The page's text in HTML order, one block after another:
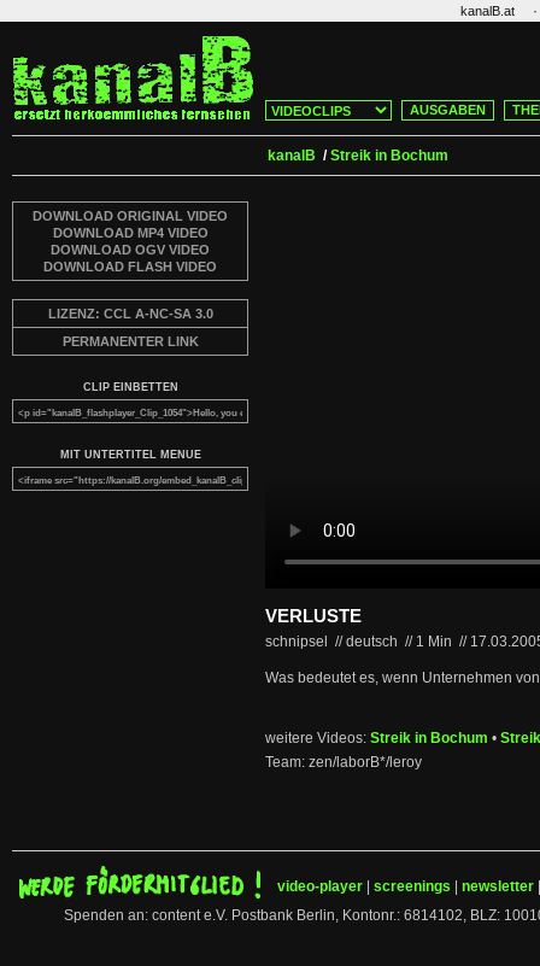
kanalB.at ·
AUSGABEN
kanalB /Streik in Bochum
DOWNLOAD ORIGINAL VIDEO
DOWNLOAD MP4 VIDEO
DOWNLOAD OGV VIDEO
DOWNLOAD FLASH VIDEO
LIZENZ: CCL A-NC-SA 3.0
PERMANENTER LINK
CLIP EINBETTEN
MIT UNTERTITEL MENUE
VERLUSTE
schnipsel // deutsch // 1 Min //
Was bedeutet es, wenn Unternehmen
weitere Videos: Streik in Bochum •
Team: zen/laborB*/leroy
video-player screenings newsletter
Spenden an: content e.V. Postbank Berlin, Kontonr.: 6814102, BLZ: